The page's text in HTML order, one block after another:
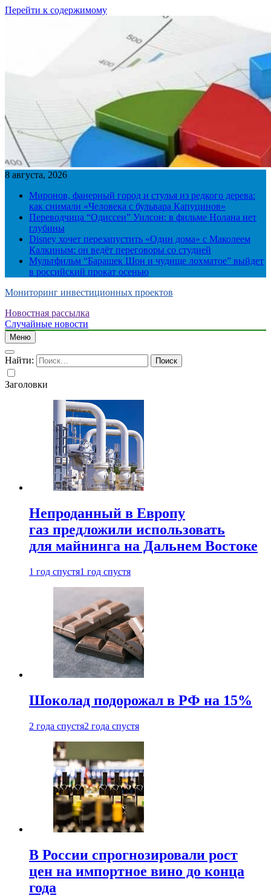
Перейти к содержимому
8 августа, 2026
Миронов, фанерный город и стулья из редкого дерева:
как снимали «Человека с бульвара Капуцинов»
Переводчица “Одиссеи” Уилсон: в фильме Нолана нет
глубины
Disney хочет перезапустить «Один дома» с Маколеем
Калкиным: он ведёт переговоры со студией
Мультфильм “Барашек Шон и чудище лохматое” выйдет
в российский прокат осенью
Мониторинг инвестиционных проектов
Новостная рассылка
Случайные новости
Меню
Найти:
Заголовки
Непроданный в Европу
газ предложили использовать
для майнинга на Дальнем Востоке
1 год спустя1 год спустя
Шоколад подорожал в РФ на 15%
2 года спустя2 года спустя
В России спрогнозировали рост
цен на импортное вино до конца
года